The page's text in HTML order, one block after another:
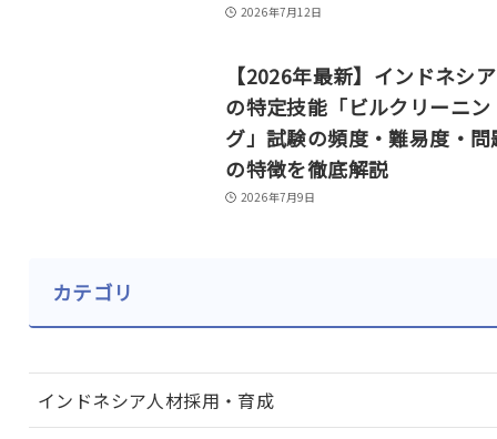
2026年7月12日
【2026年最新】インドネシ
の特定技能「ビルクリーニン
グ」試験の頻度・難易度・問
の特徴を徹底解説
2026年7月9日
カテゴリ
インドネシア人材採用・育成